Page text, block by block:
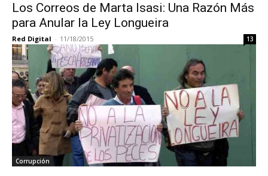
Los Correos de Marta Isasi: Una Razón Más
para Anular la Ley Longueira
Red Digital - 11/18/2015 13
Corrupción